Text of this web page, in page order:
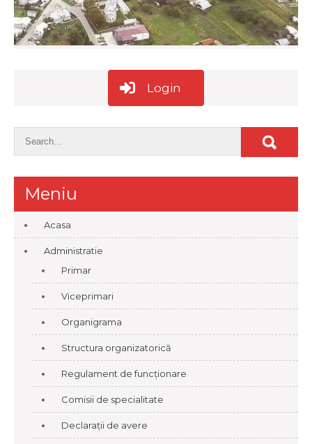
Login
Meniu
Acasa
Administratie
Primar
Viceprimari
Organigrama
Structura organizatorică
Regulament de funcționare
Comisii de specialitate
Declarații de avere